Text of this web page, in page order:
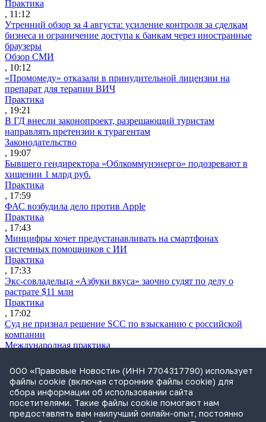
Практика
, 11:12
Утренний обзор за 4 августа: усиление контроля за сделкам
бизнеса и ограничение доступа к банкам через иностранные
браузеры
Обзор СМИ
, 10:12
«Промомеду» отказали в принудительной лицензии на
препарат для терапии ВИЧ
Практика
, 19:21
В ГД внесли законопроект, разрешающий туристам
направлять претензии к турагентам
Законодательство
, 19:07
Бывшего гендиректора «Облкоммунэнерго» подозревают в
хищении 1 млрд руб.
Практика
, 17:59
ФАС возбудила дело против Apple
Практика
, 17:43
Минцифры хочет предустанавливать на смартфонах
системных помощников с ИИ
Практика
, 17:33
Экс-совладельца «Азбуки вкуса» заочно судят по делу о
растрате $11 млн
Практика
, 17:02
Суд не признал решение SCC по взысканию с российской
компании
Международная практика
Дроны могут начать применять для фиксации нарушений
ПДД
Практика
, 15:41
Бывшего сенатора Сабадаша приговорили к 12 годам по делу
о хищении
ООО «Правовые Новости» (ИНН 7704317790) использует
файлы cookie (включая сторонние файлы cookie) для
сбора информации об использовании сайта
посетителями. Такие файлы cookie помогают нам
предоставлять вам наилучший онлайн-опыт, постоянно